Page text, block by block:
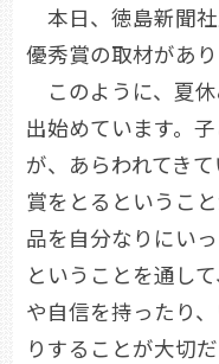
本日、徳島新聞
優秀賞の取材があり
このように、夏
出始めています。
が、あらわれてき
賞をとるというこ
品を自分なりにい
ということを通し
や自信を持ったり
りすることが大切